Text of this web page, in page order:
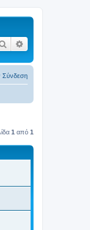
Αναζήτηση
Σύνδεση
1 από 1